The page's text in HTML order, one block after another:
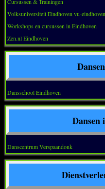
Cursussen & Trainingen
Volksuniversiteit Eindhoven vu-
Workshops en cursussen in Eindhoven
Zen.nl Eindhoven
Dansschool Eindhoven
Dansen
Danscentrum Verspaandonk